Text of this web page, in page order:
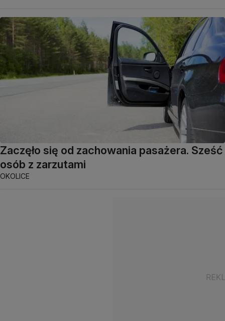
Zaczęło się od zachowania pasażera. Sześć
osób z zarzutami
OKOLICE